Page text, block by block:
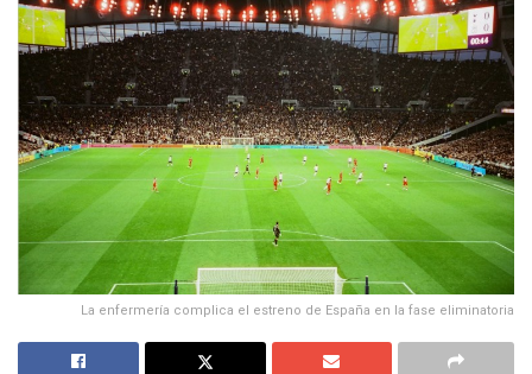
La enfermería complica el estreno de España en la fase eliminatoria